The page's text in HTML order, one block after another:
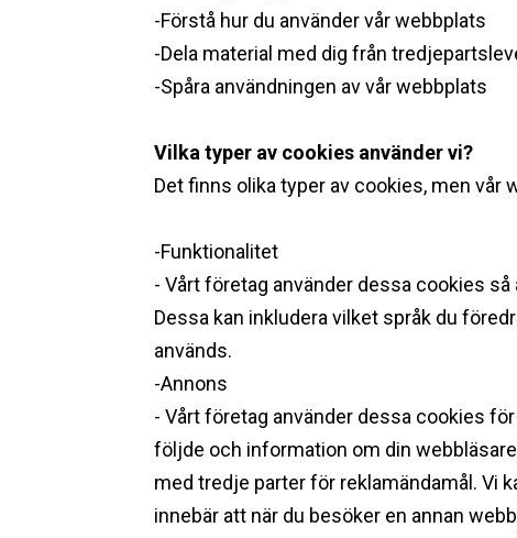
-Förstå hur du använder vår webbplats
-Dela material med dig från
-Spåra användningen av vår webbplats ‍
Vilka typer av cookies använder vi? ‍
Det finns olika typer av cookies, men vår
-Funktionalitet
- Vårt företag använder dessa cookies
Dessa kan inkludera vilket språk du
används.
-Annons
- Vårt företag använder dessa cookies
följde och information om din
med tredje parter för reklamändamål. Vi
innebär att när du besöker en annan